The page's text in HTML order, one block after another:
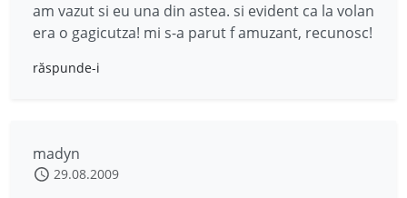
am vazut si eu una din astea. si evident ca la volan
era o gagicutza! mi s-a parut f amuzant, recunosc!
răspunde-i
madyn
29.08.2009